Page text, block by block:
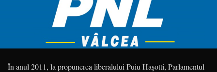
În anul 2011, la propunerea liberalului Puiu Hașotti, Parlamentul